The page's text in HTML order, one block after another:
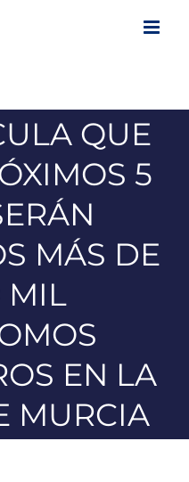
QUE
5
MÁS DE
MIL
EN LA
MURCIA